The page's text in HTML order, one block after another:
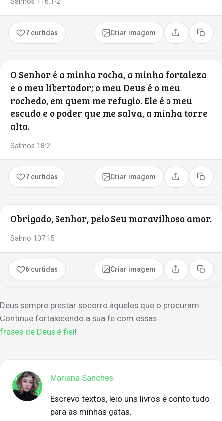
7 curtidas Criar imagem Compartilhar
Copiar
O Senhor é a minha rocha, a minha fortaleza
e o meu libertador; o meu Deus é o meu
rochedo, em quem me refugio. Ele é o meu
escudo e o poder que me salva, a minha torre
alta.
Salmos 18:2
7 curtidas Criar imagem Compartilhar
Copiar
Obrigado, Senhor, pelo Seu maravilhoso amor.
Salmo 107:15
6 curtidas Criar imagem Compartilhar
Copiar
Deus sempre prestar socorro àqueles que o procuram.
Continue fortalecendo a sua fé com essas
frases de Deus é fiel!
Mariana Sanches
Escrevo textos, leio uns livros e conto tudo
para as minhas gatas.